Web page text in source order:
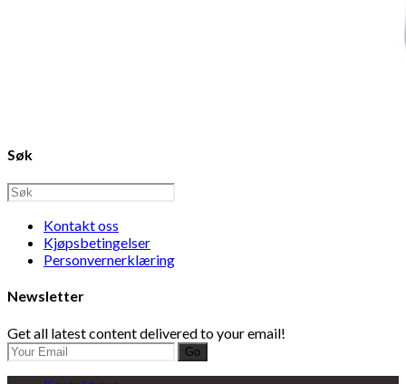
Søk
Kontakt oss
Kjøpsbetingelser
Personvernerklæring
Newsletter
Get all latest content delivered to your email!
Go